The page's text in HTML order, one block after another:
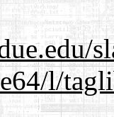
l/